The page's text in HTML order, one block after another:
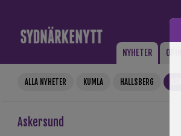
NYHETER
ALLA NYHETER KUMLA HALLSBERG
Askersund